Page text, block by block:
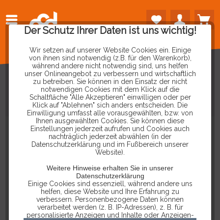
Der Schutz Ihrer Daten ist uns wichtig!
Wir setzen auf unserer Website Cookies ein. Einige
von ihnen sind notwendig (z.B. für den Warenkorb),
während andere nicht notwendig sind, uns helfen
unser Onlineangebot zu verbessern und wirtschaftlich
zu betreiben. Sie können in den Einsatz der nicht
notwendigen Cookies mit dem Klick auf die
Schaltfläche "Alle Akzeptieren" einwilligen oder per
Klick auf "Ablehnen" sich anders entscheiden. Die
Einwilligung umfasst alle vorausgewählten, bzw. von
Ihnen ausgewählten Cookies. Sie können diese
Einstellungen jederzeit aufrufen und Cookies auch
nachträglich jederzeit abwählen (in der
Datenschutzerklärung und im Fußbereich unserer
Website).
Weitere Hinweise erhalten Sie in unserer
Datenschutzerklärung
Einige Cookies sind essenziell, während andere uns
helfen, diese Website und Ihre Erfahrung zu
verbessern. Personenbezogene Daten können
verarbeitet werden (z. B. IP-Adressen), z. B. für
personalisierte Anzeigen und Inhalte oder Anzeigen-
HEX+CAN REFURBISHED IM SET